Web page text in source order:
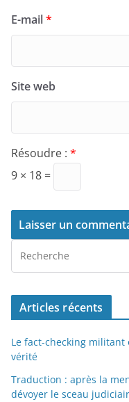
E-mail*
Site web
Résoudre : *
9 × 18 =
Articles récents
Le fact-checking
vérité
Traduction : après la
dévoyer le sceau